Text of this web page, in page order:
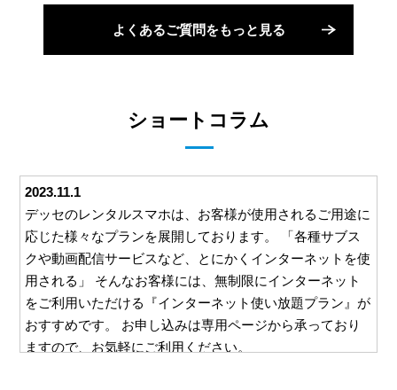
よくあるご質問をもっと見る
ショートコラム
2023.11.1
デッセのレンタルスマホは、お客様が使用されるご用途に
応じた様々なプランを展開しております。 「各種サブス
クや動画配信サービスなど、とにかくインターネットを使
用される」 そんなお客様には、無制限にインターネット
をご利用いただける『インターネット使い放題プラン』が
おすすめです。 お申し込みは専用ページから承っており
ますので、お気軽にご利用ください。